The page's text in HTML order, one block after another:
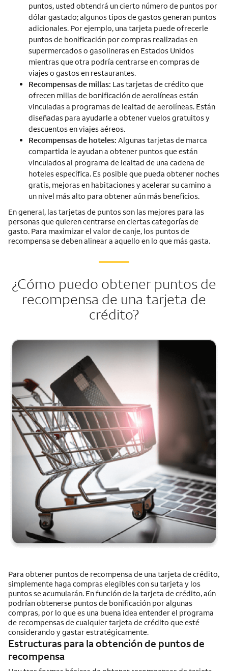
puntos, usted obtendrá un cierto número de puntos por
dólar gastado; algunos tipos de gastos generan puntos
adicionales. Por ejemplo, una tarjeta puede ofrecerle
puntos de bonificación por compras realizadas en
supermercados o gasolineras en Estados Unidos
mientras que otra podría centrarse en compras de
viajes o gastos en restaurantes.
Recompensas de millas: Las tarjetas de crédito que
ofrecen millas de bonificación de aerolíneas están
vinculadas a programas de lealtad de aerolíneas. Están
diseñadas para ayudarle a obtener vuelos gratuitos y
descuentos en viajes aéreos.
Recompensas de hoteles: Algunas tarjetas de marca
compartida le ayudan a obtener puntos que están
vinculados al programa de lealtad de una cadena de
hoteles específica. Es posible que pueda obtener noches
gratis, mejoras en habitaciones y acelerar su camino a
un nivel más alto para obtener aún más beneficios.
En general, las tarjetas de puntos son las mejores para las
personas que quieren centrarse en ciertas categorías de
gasto. Para maximizar el valor de canje, los puntos de
recompensa se deben alinear a aquello en lo que más gasta.
¿Cómo puedo obtener puntos de
recompensa de una tarjeta de
crédito?
Para obtener puntos de recompensa de una tarjeta de crédito,
simplemente haga compras elegibles con su tarjeta y los
puntos se acumularán. En función de la tarjeta de crédito, aún
podrían obtenerse puntos de bonificación por algunas
compras, por lo que es una buena idea entender el programa
de recompensas de cualquier tarjeta de crédito que esté
considerando y gastar estratégicamente.
Estructuras para la obtención de puntos de
recompensa